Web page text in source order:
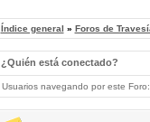
Índice general » Foros de
¿Quién está conectado?
Usuarios navegando por este